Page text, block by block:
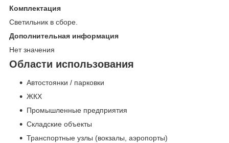
Комплектация
Светильник в сборе.
Дополнительная информация
Нет значения
Области использования
Автостоянки / парковки
ЖКХ
Промышленные предприятия
Складские объекты
Транспортные узлы (вокзалы, аэропорты)